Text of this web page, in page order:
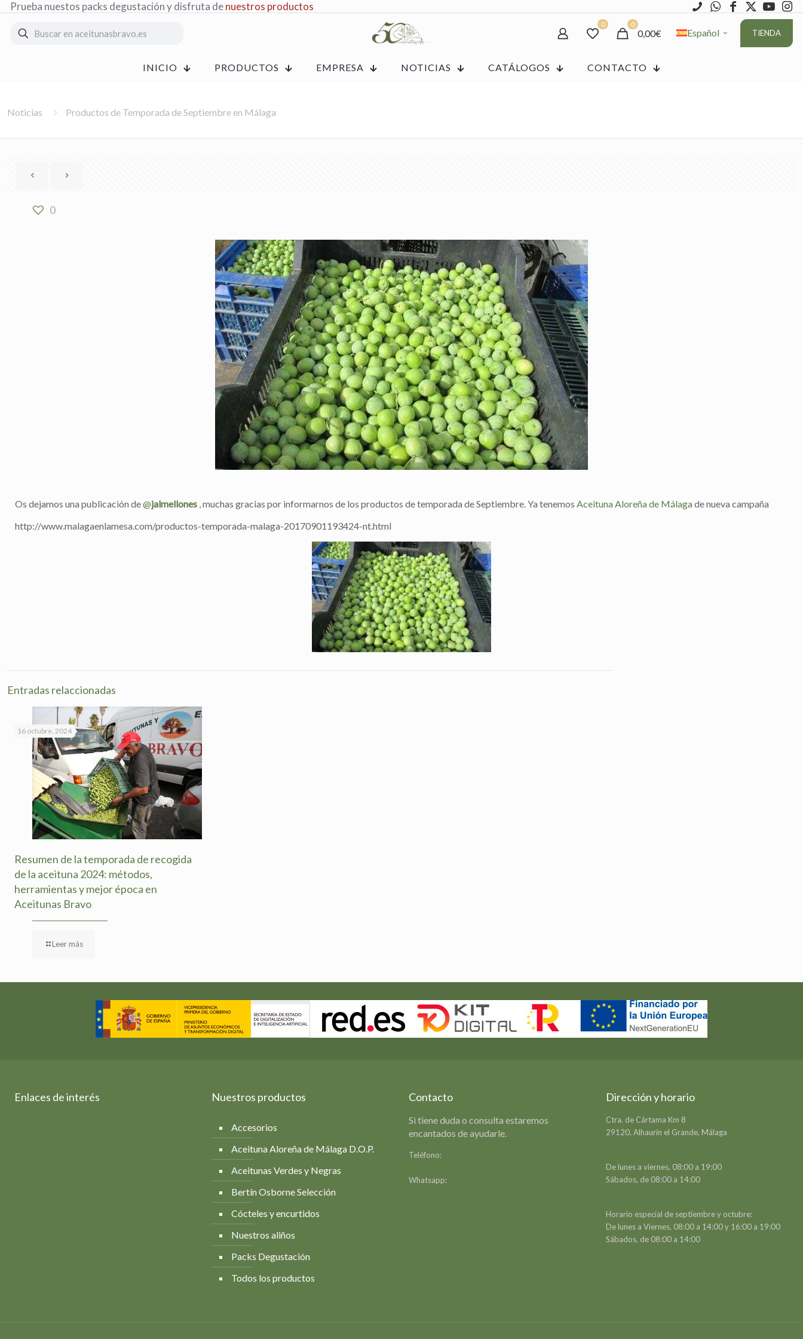
Prueba nuestos packs degustación y disfruta denuestros productos
0 0
0,00€ Español TIENDA
INICIO PRODUCTOS EMPRESA NOTICIAS CATÁLOGOS CONTACTO
Noticias Productos de Temporada de Septiembre en Málaga
0
Os dejamos una publicación de@jalmellones , muchas gracias por informarnos de los productos de temporada de Septiembre. Ya tenemosAceituna Aloreña de Málagade nueva campaña
http://www.malagaenlamesa.com/productos-temporada-malaga-20170901193424-nt.html
Entradas relaccionadas
16 octubre, 2024
Resumen de la temporada de recogida
de la aceituna 2024: métodos,
herramientas y mejor época en
Aceitunas Bravo
Leer más
Enlaces de interés Nuestros productos
Accesorios
Aceituna Aloreña de Málaga D.O.P.
Aceitunas Verdes y Negras
Bertín Osborne Selección
Cócteles y encurtidos
Nuestros aliños
Packs Degustación
Todos los productos
Contacto
Si tiene duda o consulta estaremos
encantados de ayudarle.
Teléfono:
Whatsapp:
Dirección y horario
Ctra. de Cártama Km 8
29120, Alhaurín el Grande, Málaga
De lunes a viernes, 08:00 a 19:00
Sábados, de 08:00 a 14:00
Horario especial de septiembre y octubre:
De lunes a Viernes, 08:00 a 14:00 y 16:00 a 19:00
Sábados, de 08:00 a 14:00